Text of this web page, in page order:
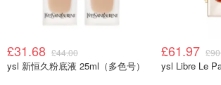
£31.68 £44.00
ysl 新恒久粉底液 25ml（多色号）
£61.97
ysl Libre Le